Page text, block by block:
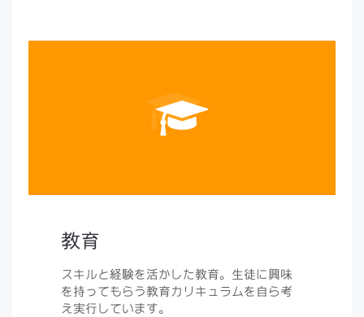
教育
スキルと経験を活かした教育。生徒に興味
を持ってもらう教育カリキュラムを自ら考
え実行しています。